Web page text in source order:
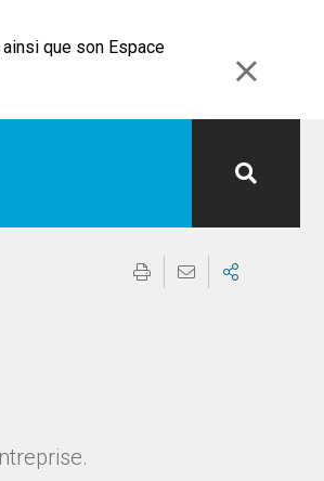
que son Espace